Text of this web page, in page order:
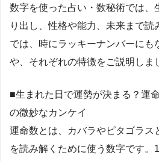
数字を使った占い・数秘術では、
り出し、性格や能力、未来まで読
では、時にラッキーナンバーにも
や、それぞれの特徴をご説明しま
■生まれた日で運勢が決まる？運
の微妙なカンケイ
運命数とは、カバラやピタゴラス
を読み解くために使う数字です。